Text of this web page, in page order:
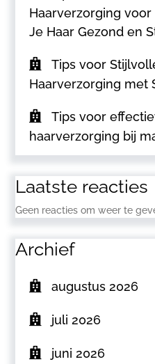
Haarverzorging
Je Haar Gezond en
Tips voor
Haarverzorging met
Tips voor
haarverzorging bij
Laatste reacties
Geen reacties om weer te
Archief
augustus 2026
juli 2026
juni 2026